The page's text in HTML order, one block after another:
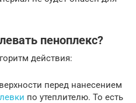
пеноплекс?
действия:
перед нанесением
по утеплителю. То есть